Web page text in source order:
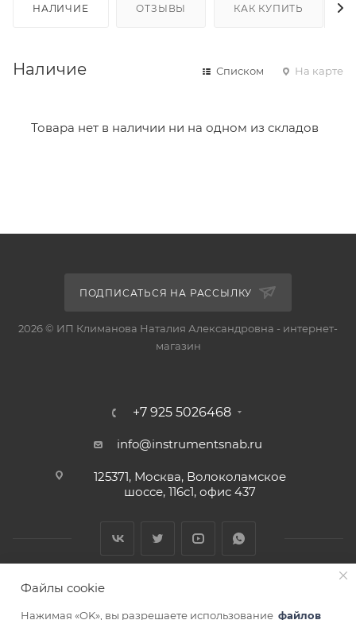
НАЛИЧИЕ ОТЗЫВЫ КАК КУПИТЬ
Наличие Списком На карте
Товара нет в наличии ни на одном из складов
ПОДПИСАТЬСЯ НА РАССЫЛКУ
2026 © ИП Климанова Наталия Александровна - интернет-
магазин
+7 925 5026468
info@instrumentsnab.ru
125371, Москва, Волоколамское
шоссе, 116с1, офис 437
Файлы cookie
Нажимая «OK», вы разрешаете использование файлов